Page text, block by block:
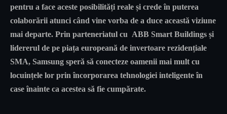
pentru a face aceste posibilități reale și crede în puterea
colaborării atunci când vine vorba de a duce această viziune
mai departe. Prin parteneriatul cu ABB Smart Buildings și
lidererul de pe piața europeană de invertoare rezidențiale
SMA, Samsung speră să conecteze oamenii mai mult cu
locuințele lor prin încorporarea tehnologiei inteligente în
case înainte ca acestea să fie cumpărate.